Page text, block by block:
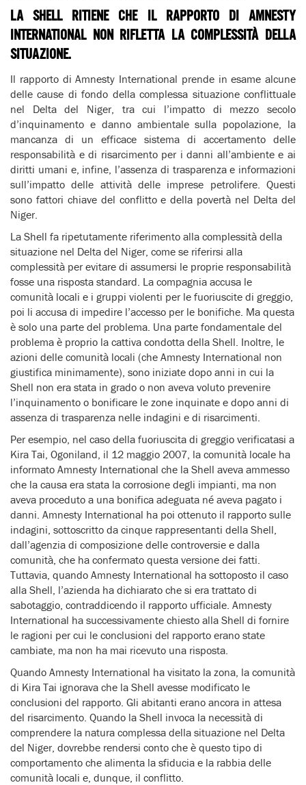
LA SHELL RITIENE CHE IL RAPPORTO DI AMNESTY
INTERNATIONAL NON RIFLETTA LA COMPLESSITÀ DELLA
SITUAZIONE.
Il rapporto di Amnesty International prende in esame alcune
delle cause di fondo della complessa situazione conflittuale
nel Delta del Niger, tra cui l’impatto di mezzo secolo
d’inquinamento e danno ambientale sulla popolazione, la
mancanza di un efficace sistema di accertamento delle
responsabilità e di risarcimento per i danni all’ambiente e ai
diritti umani e, infine, l’assenza di trasparenza e informazioni
sull’impatto delle attività delle imprese petrolifere. Questi
sono fattori chiave del conflitto e della povertà nel Delta del
Niger.
La Shell fa ripetutamente riferimento alla complessità della
situazione nel Delta del Niger, come se riferirsi alla
complessità per evitare di assumersi le proprie responsabilità
fosse una risposta standard. La compagnia accusa le
comunità locali e i gruppi violenti per le fuoriuscite di greggio,
poi li accusa di impedire l’accesso per le bonifiche. Ma questa
è solo una parte del problema. Una parte fondamentale del
problema è proprio la cattiva condotta della Shell. Inoltre, le
azioni delle comunità locali (che Amnesty International non
giustifica minimamente), sono iniziate dopo anni in cui la
Shell non era stata in grado o non aveva voluto prevenire
l’inquinamento o bonificare le zone inquinate e dopo anni di
assenza di trasparenza nelle indagini e di risarcimenti.
Per esempio, nel caso della fuoriuscita di greggio verificatasi a
Kira Tai, Ogoniland, il 12 maggio 2007, la comunità locale ha
informato Amnesty International che la Shell aveva ammesso
che la causa era stata la corrosione degli impianti, ma non
aveva proceduto a una bonifica adeguata né aveva pagato i
danni. Amnesty International ha poi ottenuto il rapporto sulle
indagini, sottoscritto da cinque rappresentanti della Shell,
dall’agenzia di composizione delle controversie e dalla
comunità, che ha confermato questa versione dei fatti.
Tuttavia, quando Amnesty International ha sottoposto il caso
alla Shell, l’azienda ha dichiarato che si era trattato di
sabotaggio, contraddicendo il rapporto ufficiale. Amnesty
International ha successivamente chiesto alla Shell di fornire
le ragioni per cui le conclusioni del rapporto erano state
cambiate, ma non ha mai ricevuto una risposta.
Quando Amnesty International ha visitato la zona, la comunità
di Kira Tai ignorava che la Shell avesse modificato le
conclusioni del rapporto. Gli abitanti erano ancora in attesa
del risarcimento. Quando la Shell invoca la necessità di
comprendere la natura complessa della situazione nel Delta
del Niger, dovrebbe rendersi conto che è questo tipo di
comportamento che alimenta la sfiducia e la rabbia delle
comunità locali e, dunque, il conflitto.